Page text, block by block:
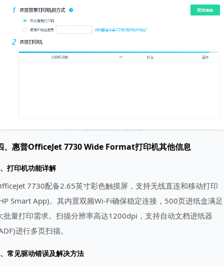
、惠普OfficeJet 7730 Wide Format打印机其他信息
打印机功能详解
7730配备2.65英寸彩色触摸屏，支持无线直连和移动打印
Smart App)。其内置双频Wi-Fi确保稳定连接，500页进纸盒满足
批量打印需求。扫描分辨率高达1200dpi，支持自动文档进纸器
进行多页扫描。
常见驱动错误及解决方法